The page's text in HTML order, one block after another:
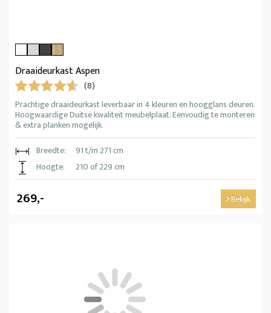
Draaideurkast Aspen
(8)
Prachtige draaideurkast leverbaar in 4 kleuren en hoogglans deuren.
Hoogwaardige Duitse kwaliteit meubelplaat. Eenvoudig te monteren
& extra planken mogelijk.
Breedte:
91 t/m 271 cm
Hoogte:
210 of 229 cm
269,- Bekijk